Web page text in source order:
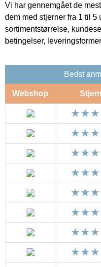
Vi har gennemgået de
dem med stjerner fra 1 til 5
sortimentstørrelse,
betingelser,
Bedst
Webshop